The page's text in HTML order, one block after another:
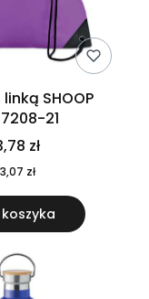
SHOOP
21
zł
3,07 zł